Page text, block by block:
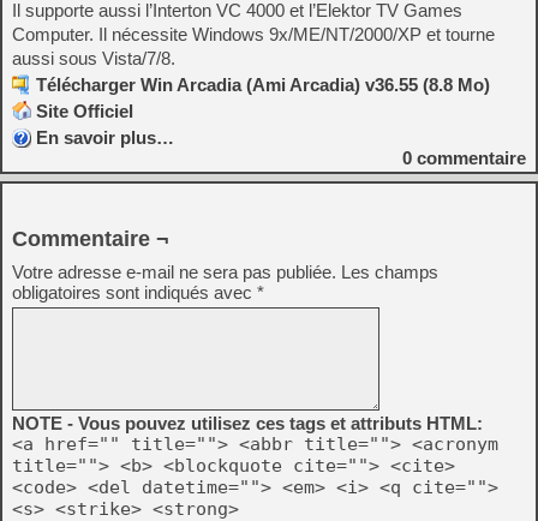
Il supporte aussi l’Interton VC 4000 et l’Elektor TV Games
Computer. Il nécessite Windows 9x/ME/NT/2000/XP et tourne
aussi sous Vista/7/8.
Télécharger Win Arcadia (Ami Arcadia) v36.55 (8.8 Mo)
Site Officiel
En savoir plus…
0 commentaire
Commentaire ¬
Votre adresse e-mail ne sera pas publiée. Les champs
obligatoires sont indiqués avec *
NOTE - Vous pouvez utilisez ces tags et attributs HTML:
<a href="" title=""> <abbr title=""> <acronym
title=""> <b> <blockquote cite=""> <cite>
<code> <del datetime=""> <em> <i> <q cite="">
<s> <strike> <strong>